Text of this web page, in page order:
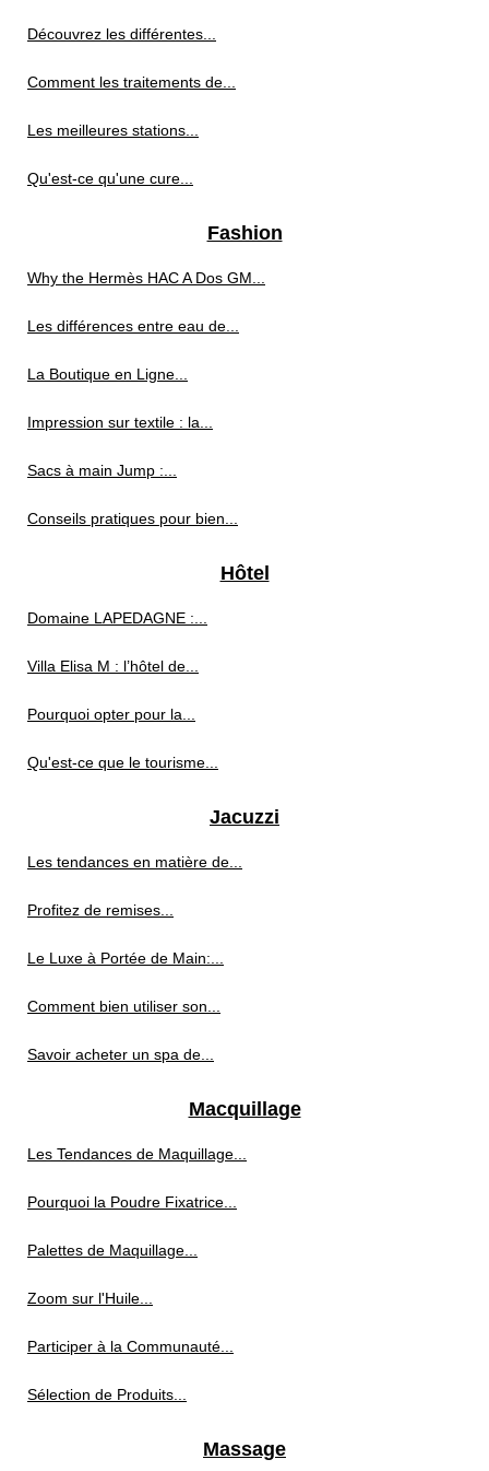
Découvrez les différentes...
Comment les traitements de...
Les meilleures stations...
Qu'est-ce qu'une cure...
Fashion
Why the Hermès HAC A Dos GM...
Les différences entre eau de...
La Boutique en Ligne...
Impression sur textile : la...
Sacs à main Jump :...
Conseils pratiques pour bien...
Hôtel
Domaine LAPEDAGNE :...
Villa Elisa M : l’hôtel de...
Pourquoi opter pour la...
Qu'est-ce que le tourisme...
Jacuzzi
Les tendances en matière de...
Profitez de remises...
Le Luxe à Portée de Main:...
Comment bien utiliser son...
Savoir acheter un spa de...
Macquillage
Les Tendances de Maquillage...
Pourquoi la Poudre Fixatrice...
Palettes de Maquillage...
Zoom sur l'Huile...
Participer à la Communauté...
Sélection de Produits...
Massage